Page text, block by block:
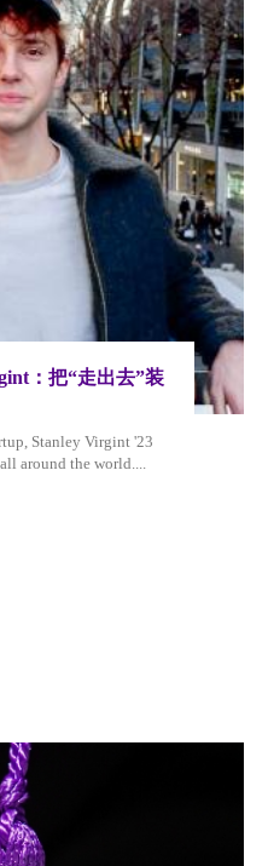
：把“走出去”装
Stanley Virgint '23
around the world....